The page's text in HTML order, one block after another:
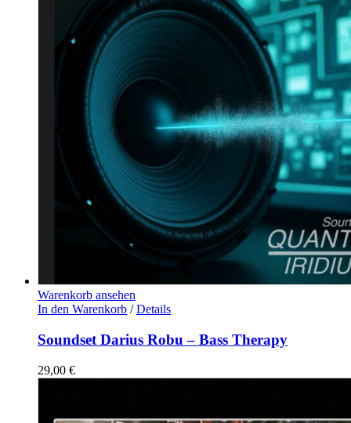
Warenkorb ansehen
In den Warenkorb / Details
Soundset Darius Robu – Bass Therapy
29,00 €